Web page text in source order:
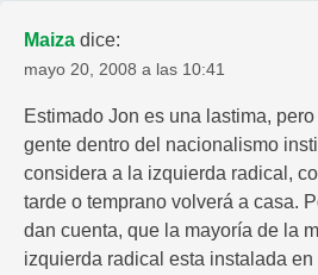
Maiza dice:
mayo 20, 2008 a las 10:41
Estimado Jon es una lastima,
gente dentro del nacionalismo
considera a la izquierda radical,
tarde o temprano volverá a casa.
dan cuenta, que la mayoría de la
izquierda radical esta instalada